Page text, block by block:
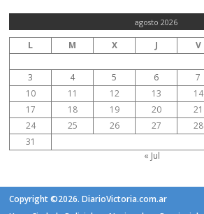
agosto 2026
L M X J V
3
4 5 6 7
10
11 12 13 14
17
18 19 20 21
24
25 26 27 28
31
« Jul
Copyright ©2026. DiarioVictoria.com.ar